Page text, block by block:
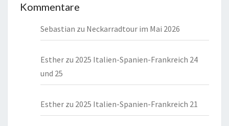
Kommentare
Sebastian zu Neckarradtour im Mai 2026
Esther zu 2025 Italien-Spanien-Frankreich 24
und 25
Esther zu 2025 Italien-Spanien-Frankreich 21